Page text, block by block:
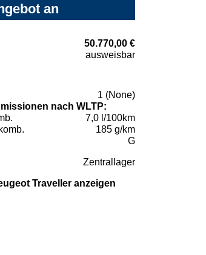
an
50.770,00 €
ausweisbar
1 (None)
nach WLTP:
7,0 l/100km
185 g/km
G
Zentrallager
Traveller anzeigen